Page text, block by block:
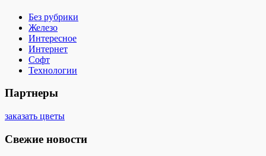
Без рубрики
Железо
Интересное
Интернет
Софт
Технологии
Партнеры
заказать цветы
Свежие новости